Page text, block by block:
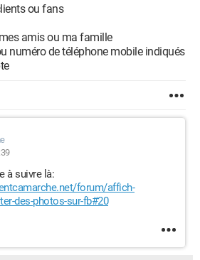
ou fans
amis ou ma famille
numéro de téléphone mobile indiqués
à suivre là:
forum/affich-
des-photos-sur-fb#20